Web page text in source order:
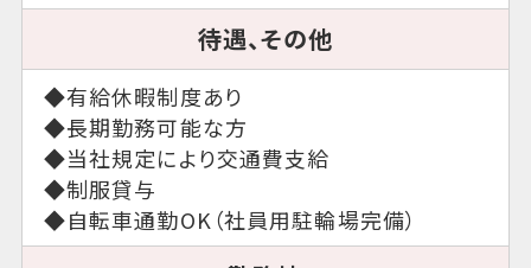
待遇、その他
◆有給休暇制度あり
◆長期勤務可能な方
◆当社規定により交通費支給
◆制服貸与
◆自転車通勤OK（社員用駐輪場完備）